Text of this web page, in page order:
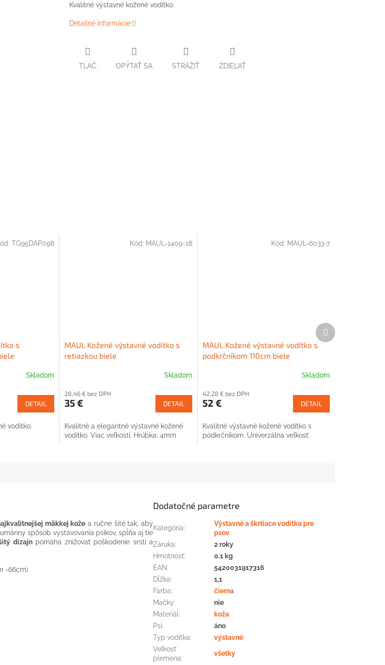
Kvalitné výstavné kožené vodítko.
Detailné informácie
TLAČ OPÝTAŤ SA STRÁŽIŤ ZDIEĽAŤ
s
Skladom
DETAIL
vodítko.
TG95DAP098
MAUL Kožené výstavné vodítko s
retiazkou biele
Skladom
28,46 € bez DPH
35 € DETAIL
Kvalitné a elegantné výstavné kožené
vodítko. Viac veľkostí. Hrúbka: 4mm
Kód: MAUL-1409-18
MAUL Kožené výstavné vodítko s
podkrčníkom 110cm biele
Skladom
42,28 € bez DPH
52 € DETAIL
Kvalitné výstavné kožené vodítko s
podkrčníkom. Univerzálna veľkosť.
Kód: MAUL-6033-7
Ďalší
produkt
mäkkej kože a ručne šité tak, aby
spôsob vystavovania psíkov, spĺňa aj tie
dizajnpomáha znižovať poškodenie srsti a
-66cm)
Dodatočné parametre
Kategória:
Výstavné a škrtiace vodítka pre
psov
Záruka:
2 roky
Hmotnosť:
0.1 kg
EAN:
5420031917316
Dĺžka:
1,1
Farba:
čierna
Mačky:
nie
Materiál :
koža
Psi:
áno
Typ vodítka:
výstavné
Veľkosť
plemena:
všetky